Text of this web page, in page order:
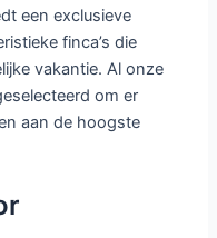
een exclusieve
finca’s die
vakantie. Al onze
om er
aan de hoogste